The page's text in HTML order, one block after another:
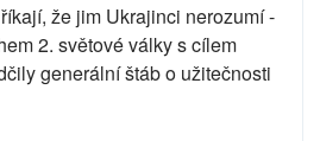
že jim Ukrajinci nerozumí -
2. světové války s cílem
generální štáb o užitečnosti